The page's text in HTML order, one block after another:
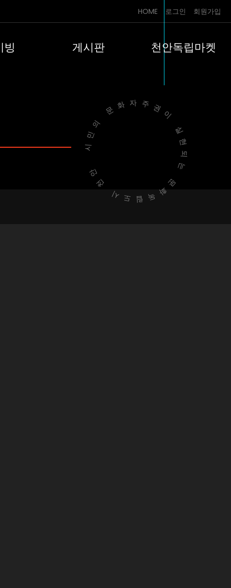
HOME 로그인 회원가입
빙 게시판 천안독립마켓
시민의 문화자주권이 실현되는
문화독립도시 천안